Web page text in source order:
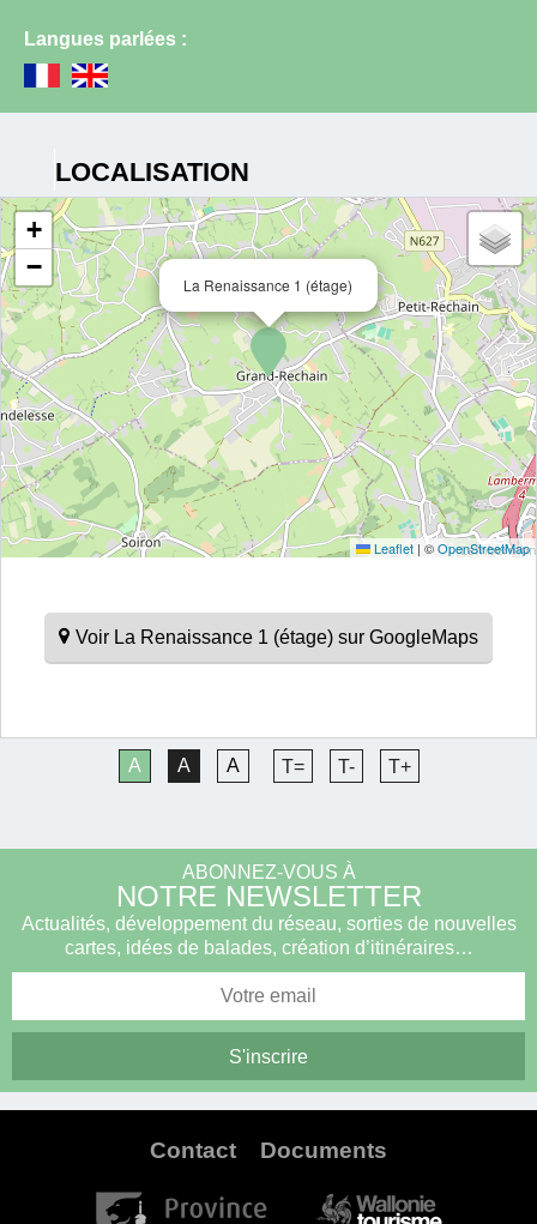
Langues parlées :
LOCALISATION
La Renaissance 1 (étage)
+
−
Leaflet | ©OpenStreetMap
Voir La Renaissance 1 (étage) sur GoogleMaps
A A A T= T- T+
ABONNEZ-VOUS À
NOTRE NEWSLETTER
Actualités, développement du réseau, sorties de nouvelles
cartes, idées de balades, création d’itinéraires…
Contact Documents